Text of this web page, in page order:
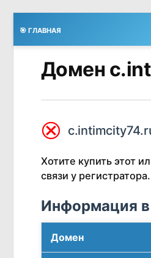
🎯 ГЛАВНАЯ
Домен
⮿
Хотите купить этот
связи у регистратора.
Информация в
Домен